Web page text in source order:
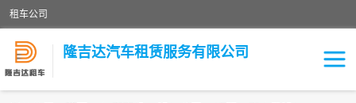
租车公司
隆吉达汽车租赁服务有限公司